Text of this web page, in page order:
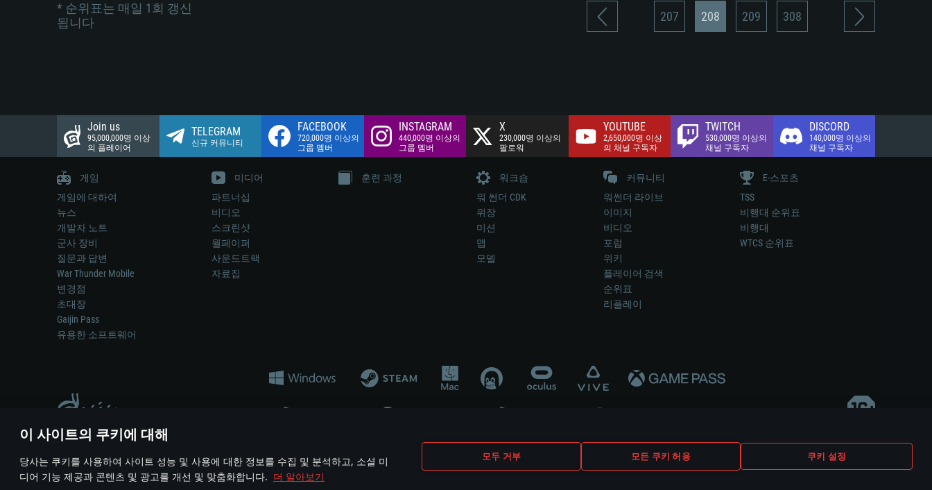
이 사이트의 쿠키에 대해
당사는 쿠키를 사용하여 사이트 성능 및 사용에 대한 정보를 수집 및 분석하고, 소셜 미
디어 기능 제공과 콘텐츠 및 광고를 개선 및 맞춤화합니다. 더 알아보기
모두 거부 모든 쿠키 허용 쿠키 설정
* 순위표는 매일 1회 갱신
됩니다
207 208 209 308
Join us
95,000,000명 이상
의 플레이어
TELEGRAM
신규 커뮤니티
FACEBOOK
720,000명 이상의
그룹 멤버
INSTAGRAM
440,000명 이상의
그룹 멤버
X
230,000명 이상의
팔로워
YOUTUBE
2,650,000명 이상
의 채널 구독자
TWITCH
530,000명 이상의
채널 구독자
DISCORD
140,000명 이상의
채널 구독자
게임
게임에 대하여
뉴스
개발자 노트
군사 장비
질문과 답변
War Thunder Mobile
변경점
초대장
Gaijin Pass
유용한 소프트웨어
미디어
파트너십
비디오
스크린샷
월페이퍼
사운드트랙
자료집
훈련 과정
워크숍
워 썬더 CDK
위장
미션
맵
모델
커뮤니티
워썬더 라이브
이미지
비디오
포럼
위키
플레이어 검색
순위표
리플레이
E-스포츠
TSS
비행대 순위표
비행대
WTCS 순위표
게임 에서 어떠한 현실의 무기나 차량을 묘사하는 것은 무기 개발 업체나 장비 제조 업체가 게임 개발 후원 또는 홍보에 참여하지 않습니다..
© 2011—2026 Gaijin Games Kft. All trademarks, logos and brand names are the property of their respective owners.
이용 약관 이용 약관